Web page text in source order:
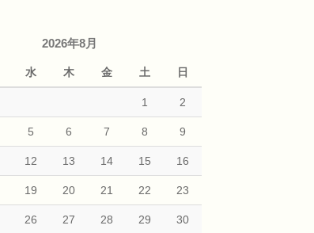
2026年8月
水 木 金 土 日
1 2
5 6 7 8 9
12 13 14 15 16
19 20 21 22 23
26 27 28 29 30